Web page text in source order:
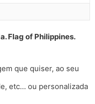
Flag of Philippines.
que quiser, ao seu
etc… ou personalizada